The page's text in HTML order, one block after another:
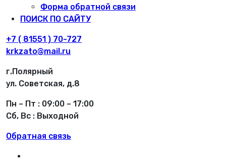
Форма обратной связи
ПОИСК ПО САЙТУ
+7 ( 81551 ) 70-727
krkzato@mail.ru
г.Полярный
ул. Советская, д.8
Пн – Пт : 09:00 – 17:00
Сб, Вс : Выходной
Обратная связь